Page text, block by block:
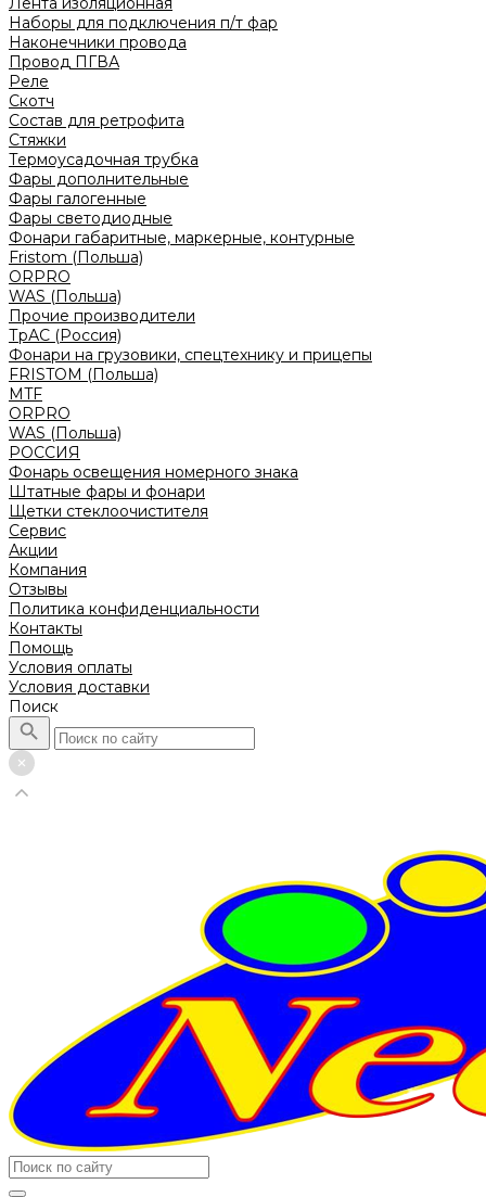
Наборы для подключения п/т фар
Наконечники провода
Провод ПГВА
Реле
Скотч
Состав для ретрофита
Стяжки
Термоусадочная трубка
Фары дополнительные
Фары галогенные
Фары светодиодные
Фонари габаритные, маркерные, контурные
Fristom (Польша)
ORPRO
WAS (Польша)
Прочие производители
ТрАС (Россия)
Фонари на грузовики, спецтехнику и прицепы
FRISTOM (Польша)
MTF
ORPRO
WAS (Польша)
РОССИЯ
Фонарь освещения номерного знака
Штатные фары и фонари
Щетки стеклоочистителя
Сервис
Акции
Компания
Отзывы
Политика конфиденциальности
Контакты
Помощь
Условия оплаты
Условия доставки
Поиск